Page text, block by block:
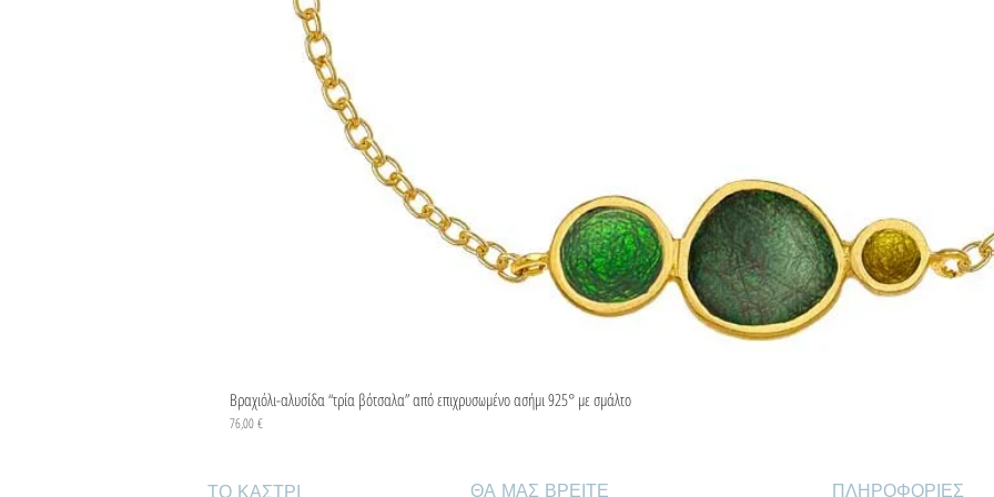
Βραχιόλι-αλυσίδα “τρία βότσαλα” από επιχρυσωμένο ασήμι 925° με σμάλτο
Τιμή
76,00 €
ΤΟ ΚΑΣΤΡΙ ΘΑ ΜΑΣ ΒΡΕΙΤΕ ΠΛΗΡΟΦΟΡΙΕΣ